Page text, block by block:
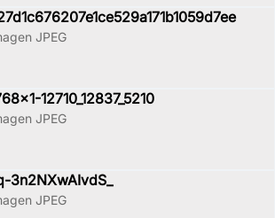
JPEG
12710_12837_5210
JPEG
3n2NXwAIvdS_
JPEG